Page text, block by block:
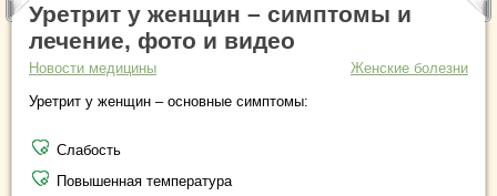
Уретрит у женщин – симптомы и
лечение, фото и видео
Новости медицины
Женские болезни
Уретрит у женщин – основные симптомы:
Слабость
Повышенная температура